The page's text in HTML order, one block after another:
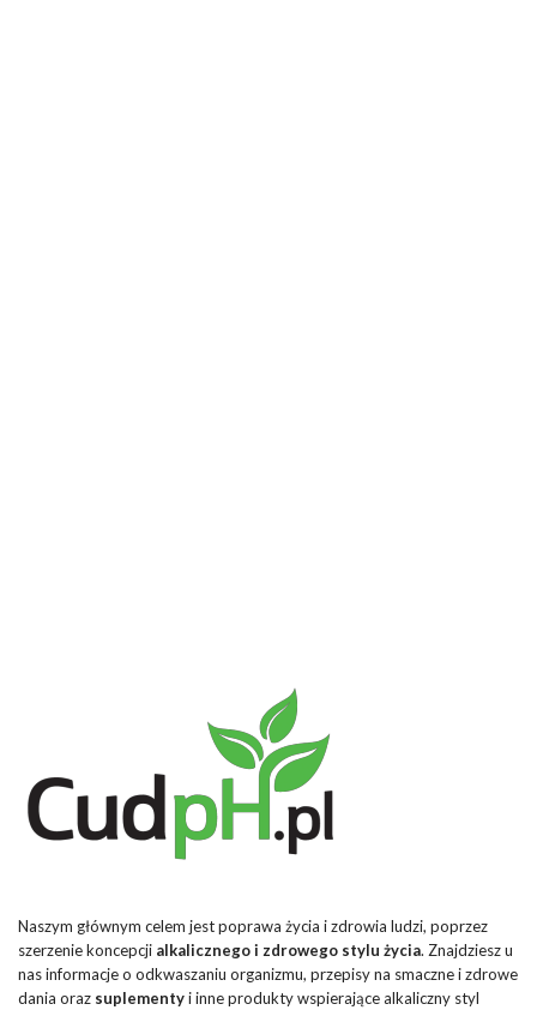
Naszym głównym celem jest poprawa życia i zdrowia ludzi, poprzez
szerzenie koncepcji alkalicznego i zdrowego stylu życia. Znajdziesz u
nas informacje o odkwaszaniu organizmu, przepisy na smaczne i zdrowe
dania oraz suplementyi inne produkty wspierające alkaliczny styl